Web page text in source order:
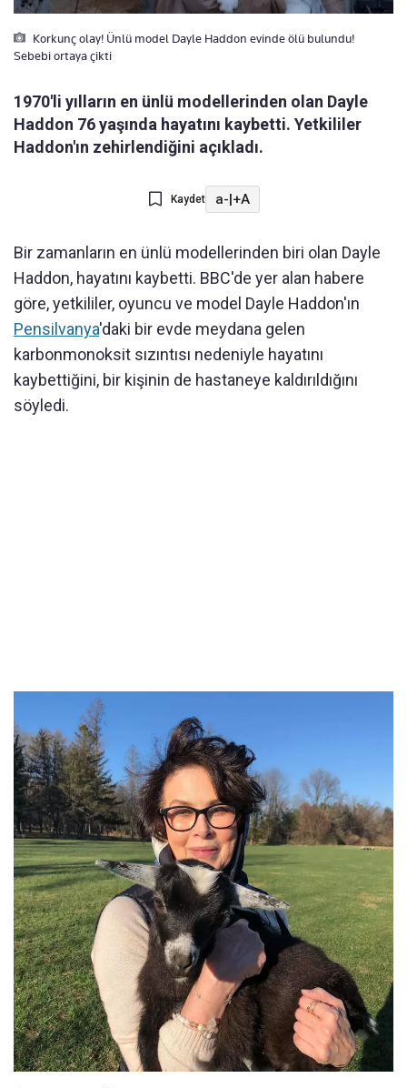
Korkunç olay! Ünlü model Dayle Haddon evinde ölü bulundu!
Sebebi ortaya çikti
1970'li yılların en ünlü modellerinden olan Dayle
Haddon 76 yaşında hayatını kaybetti. Yetkililer
Haddon'ın zehirlendiğini açıkladı.
Kaydet a-|+A
Bir zamanların en ünlü modellerinden biri olan Dayle
Haddon, hayatını kaybetti. BBC'de yer alan habere
göre, yetkililer, oyuncu ve model Dayle Haddon'ın
Pensilvanya'daki bir evde meydana gelen
karbonmonoksit sızıntısı nedeniyle hayatını
kaybettiğini, bir kişinin de hastaneye kaldırıldığını
söyledi.